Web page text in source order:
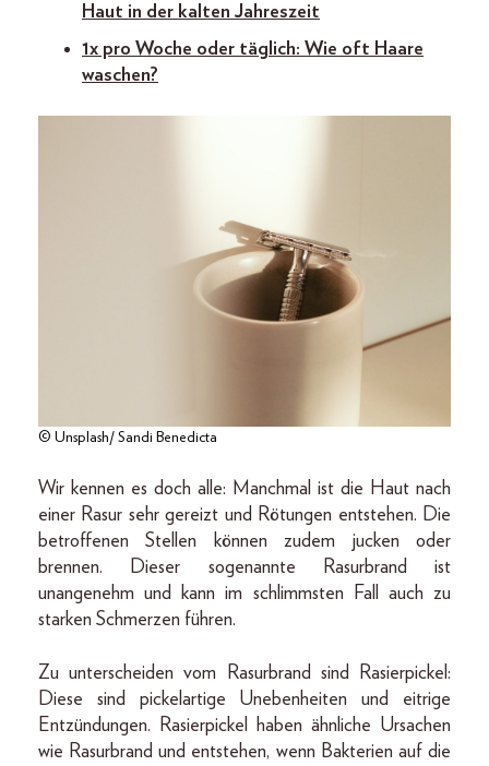
Haut in der kalten Jahreszeit
1x pro Woche oder täglich: Wie oft Haare
waschen?
© Unsplash/ Sandi Benedicta
Wir kennen es doch alle: Manchmal ist die Haut nach
einer Rasur sehr gereizt und Rötungen entstehen. Die
betroffenen Stellen können zudem jucken oder
brennen. Dieser sogenannte Rasurbrand ist
unangenehm und kann im schlimmsten Fall auch zu
starken Schmerzen führen.
Zu unterscheiden vom Rasurbrand sind Rasierpickel:
Diese sind pickelartige Unebenheiten und eitrige
Entzündungen. Rasierpickel haben ähnliche Ursachen
wie Rasurbrand und entstehen, wenn Bakterien auf die